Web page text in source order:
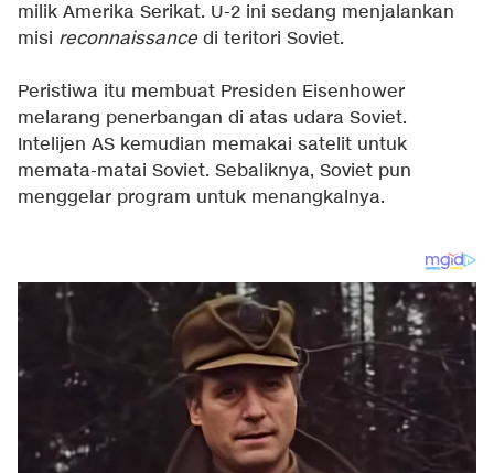
milik Amerika Serikat. U-2 ini sedang menjalankan
misi reconnaissance di teritori Soviet.
Peristiwa itu membuat Presiden Eisenhower
melarang penerbangan di atas udara Soviet.
Intelijen AS kemudian memakai satelit untuk
memata-matai Soviet. Sebaliknya, Soviet pun
menggelar program untuk menangkalnya.